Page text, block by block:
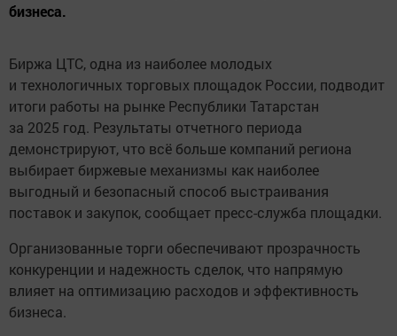
бизнеса.
Биржа ЦТС, одна из наиболее молодых
и технологичных торговых площадок России, подводит
итоги работы на рынке Республики Татарстан
за 2025 год. Результаты отчетного периода
демонстрируют, что всё больше компаний региона
выбирает биржевые механизмы как наиболее
выгодный и безопасный способ выстраивания
поставок и закупок, сообщает пресс-служба площадки.
Организованные торги обеспечивают прозрачность
конкуренции и надежность сделок, что напрямую
влияет на оптимизацию расходов и эффективность
бизнеса.